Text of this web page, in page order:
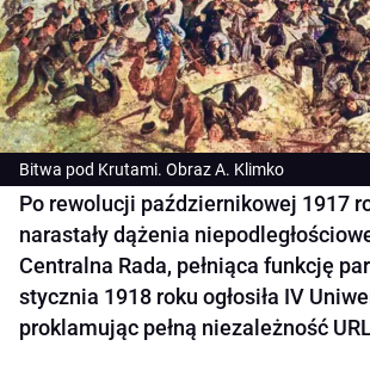
Bitwa pod Krutami. Obraz A. Klimko
Po rewolucji październikowej 1917
narastały dążenia
Centralna Rada, pełniąca funkcję
stycznia 1918 roku ogłosiła IV
proklamując pełną niezależność